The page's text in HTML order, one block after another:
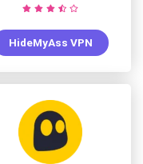
HideMyAss VPN